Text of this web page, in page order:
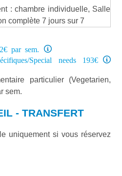
: chambre individuelle, Salle
complète 7 jours sur 7
par sem.
Special needs 193€
particulier (Vegetarien,
sem.
- TRANSFERT
uniquement si vous réservez